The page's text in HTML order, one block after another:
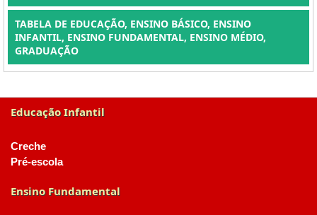
TABELA DE EDUCAÇÃO, ENSINO BÁSICO, ENSINO
INFANTIL, ENSINO FUNDAMENTAL, ENSINO MÉDIO,
GRADUAÇÃO
Educação Infantil
Creche
Pré-escola
Ensino Fundamental